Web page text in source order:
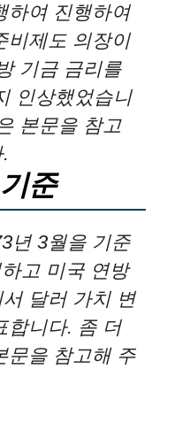
하여 진행하여
비제도 의장이
기금 금리를
인상했었습니
본문을 참고
준
년 3월을 기준
고 미국 연방
달러 가치 변
합니다. 좀 더
문을 참고해 주